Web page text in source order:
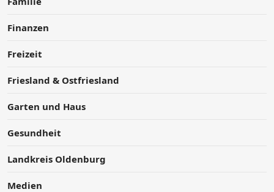
Finanzen
Freizeit
Friesland & Ostfriesland
Garten und Haus
Gesundheit
Landkreis Oldenburg
Medien